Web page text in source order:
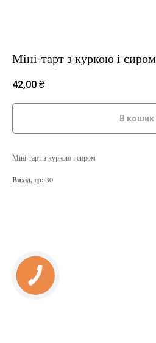
Міні-тарт з куркою і сиром
42,00 ₴
В кошик
Міні-тарт з куркою і сиром
Вихід, гр: 30
КНОПКА
ЗВ'ЯЗКУ